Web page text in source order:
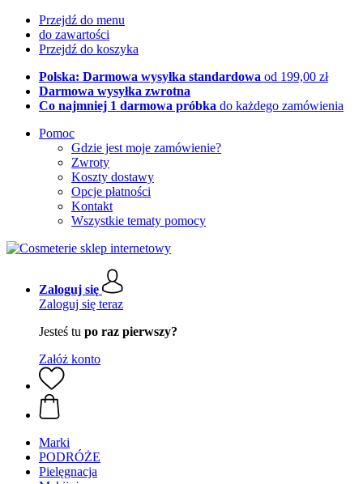
Przejdź do menu
do zawartości
Przejdź do koszyka
Polska: Darmowa wysyłka standardowa od 199,00 zł
Darmowa wysyłka zwrotna
Co najmniej 1 darmowa próbka do każdego zamówienia
Pomoc
Gdzie jest moje zamówienie?
Zwroty
Koszty dostawy
Opcje płatności
Kontakt
Wszystkie tematy pomocy
Zaloguj się
Zaloguj się teraz
Jesteś tu po raz pierwszy?
Załóż konto
Marki
PODRÓŻE
Pielęgnacja